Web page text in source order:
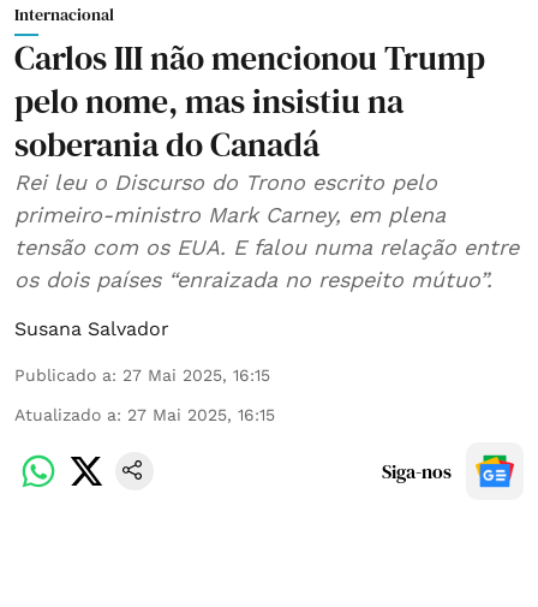
Internacional
Carlos III não mencionou Trump
pelo nome, mas insistiu na
soberania do Canadá
Rei leu o Discurso do Trono escrito pelo
primeiro-ministro Mark Carney, em plena
tensão com os EUA. E falou numa relação entre
os dois países “enraizada no respeito mútuo”.
Susana Salvador
Publicado a: 27 Mai 2025, 16:15
Atualizado a: 27 Mai 2025, 16:15
Siga-nos